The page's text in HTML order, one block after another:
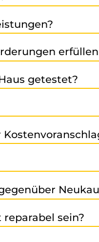
Bei Fragen helfen
erfüllen
getestet?
werden
jedoch auch viele
sein?